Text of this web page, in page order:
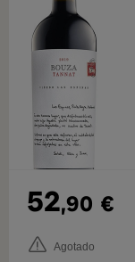
52,90 €
Agotado